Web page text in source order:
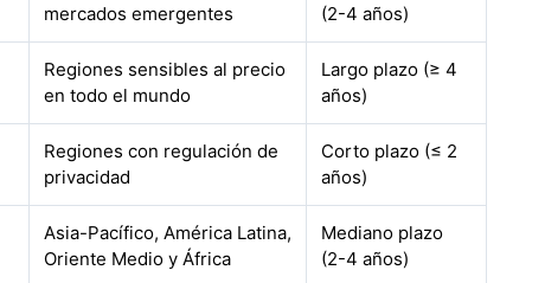
mercados emergentes
(2-4 años)
Regiones sensibles al precio
en todo el mundo
Largo plazo (≥ 4
años)
Regiones con regulación de
privacidad
Corto plazo (≤ 2
años)
Asia-Pacífico, América Latina,
Oriente Medio y África
Mediano plazo
(2-4 años)